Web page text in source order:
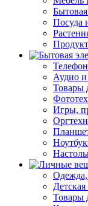
Посуда
Аудио
Товары
Игры,
Одежда,
Товары